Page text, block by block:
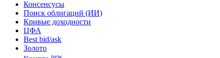
Войти Зарегистрироваться
Портфель
Консенсусы
Поиск облигаций (ИИ)
Кривые доходности